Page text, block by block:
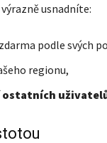
výrazně usnadníte:
podle svých
regionu,
ostatních